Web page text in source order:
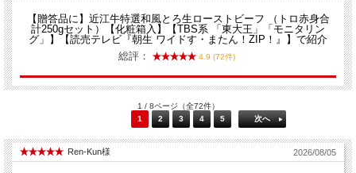
【贈答品に】近江牛特選和風とろ生ローストビーフ （トロ赤身合
計250gセット）【化粧箱入】【TBS系 「東大王」「モニタリン
グ」】【読売テレビ『朝生 ワイドす・またん！ZIP！』】で紹介
総評：
4.9 (72件)
1 / 8ページ（全72件）
1
2 3 4 5 次へ
Ren-Kun様 2026/08/05